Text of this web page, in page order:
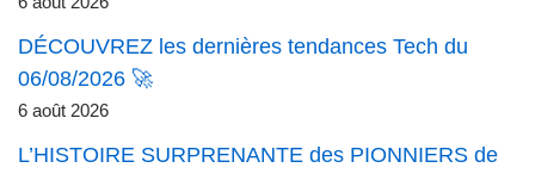
DÉCOUVREZ les dernières tendances Tech du
06/08/2026 🚀
6 août 2026
L’HISTOIRE SURPRENANTE des PIONNIERS de